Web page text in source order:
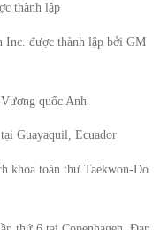
thành lập
Inc. được thành lập bởi GM
quốc Anh
Guayaquil, Ecuador
khoa toàn thư Taekwon-Do